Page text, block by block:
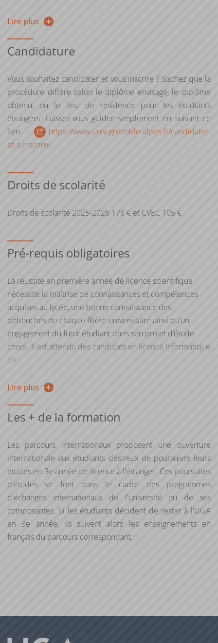
La deuxième année est accessible de droit aux étudiants
titulaires de 60 ou 120 crédits obtenus dans ce même
cursus ou bien sur dossier via une validation d’acquis ou
ou la formation.
Public formation continue : Vous relevez de la formation
continue :
si vous reprenez vos études après 2 ans d'interruption
ou si vous suiviez une formation sous le régime
formation continue l’une des 2 années précédentes
indépendant
formation, vous pouvez entreprendre une démarche
validation des acquis personnels et professionnels
(VAPP)
Pour plus d'informations, consultez la page web de la
Direction de la formation continue et de l’apprentissage
Lire plus
Candidature
Vous souhaitez candidater et vous inscrire ? Sachez que la
procédure diffère selon le diplôme envisagé, le diplôme
obtenu, ou le lieu de résidence pour les étudiants
étrangers. Laissez-vous guider simplement en suivant ce
lien :
https://www.univ-grenoble-alpes.fr/candidater-
et-s-inscrire/
Droits de scolarité
Droits de scolarité 2025-2026 178 € et CVEC 105 €
Pré-requis obligatoires
La réussite en première année de licence scientifique
nécessite la maîtrise de connaissances et compétences
acquises au lycée, une bonne connaissance des
débouchés de chaque filière universitaire ainsi qu’un
engagement du futur étudiant dans son projet d’étude
choisi. Il est attendu des candidats en licence Informatique
de :
Disposer de compétences scientifiques. Cette mention
implique, en effet, d’avoir une capacité à analyser,
poser une problématique et mener un raisonnement,
une capacité d’abstraction, de logique et de
disciplinaires et des méthodes expérimentales
associées.
Disposer de compétences en communication. Cette
mention nécessite en effet une capacité à
communiquer à l’écrit et à l’oral de manière rigoureuse
et adaptée, une aptitude à se documenter dans au
moins une langue étrangère, prioritairement anglaise et
une capacité à l’écrire et à la parler à un niveau B.
Lire plus
Les + de la formation
Les parcours internationaux proposent une ouverture
internationale aux étudiants désireux de poursuivre leurs
études en 3e année de licence à l'étranger. Ces poursuites
d'études se font dans le cadre des programmes
d'échanges internationaux de l'université ou de ses
composantes. Si les étudiants décident de rester à l'UGA
en 3e année, ils suivent alors les enseignements en
français du parcours correspondant.